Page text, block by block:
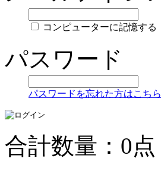
コンピューターに記憶する
パスワード
パスワードを忘れた方はこちら
合計数量：0点